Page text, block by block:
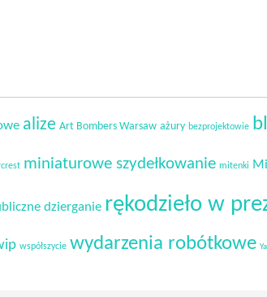
alize Art Bombers Warsaw ażury bezprojektowie
miniaturowe szydełkowanie mitenki
dzierganie rękodzieło w
współszycie wydarzenia robótkowe